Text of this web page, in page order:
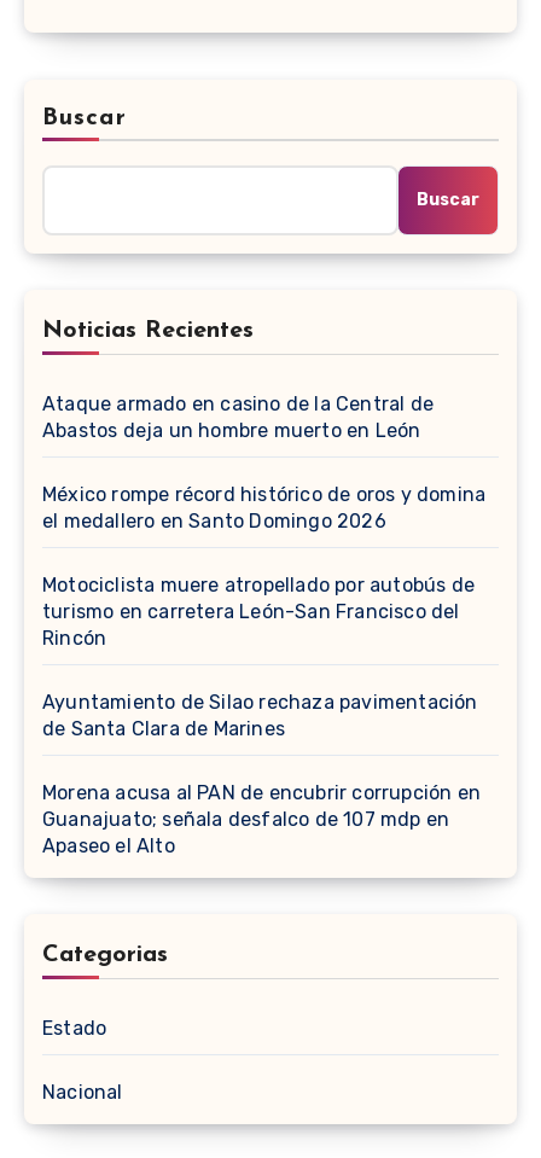
Buscar
Buscar
Noticias Recientes
Ataque armado en casino de la Central de
Abastos deja un hombre muerto en León
México rompe récord histórico de oros y domina
el medallero en Santo Domingo 2026
Motociclista muere atropellado por autobús de
turismo en carretera León-San Francisco del
Rincón
Ayuntamiento de Silao rechaza pavimentación
de Santa Clara de Marines
Morena acusa al PAN de encubrir corrupción en
Guanajuato; señala desfalco de 107 mdp en
Apaseo el Alto
Categorias
Estado
Nacional